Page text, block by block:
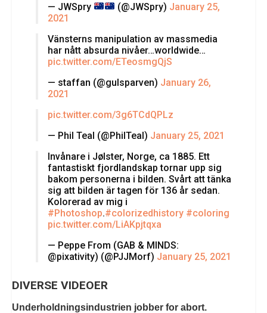
— JWSpry
(@JWSpry) January 25,
2021
Vänsterns manipulation av massmedia
har nått absurda nivåer…worldwide…
pic.twitter.com/ETeosmgQjS
— staffan (@gulsparven) January 26,
2021
pic.twitter.com/3g6TCdQPLz
— Phil Teal (@PhilTeal) January 25, 2021
Invånare i Jølster, Norge, ca 1885. Ett
fantastiskt fjordlandskap tornar upp sig
bakom personerna i bilden. Svårt att tänka
sig att bilden är tagen för 136 år sedan.
Kolorerad av mig i
#Photoshop.#colorizedhistory #coloring
pic.twitter.com/LiAKpjtqxa
— Peppe From (GAB & MINDS:
@pixativity) (@PJJMorf) January 25, 2021
DIVERSE VIDEOER
Underholdningsindustrien jobber for abort.